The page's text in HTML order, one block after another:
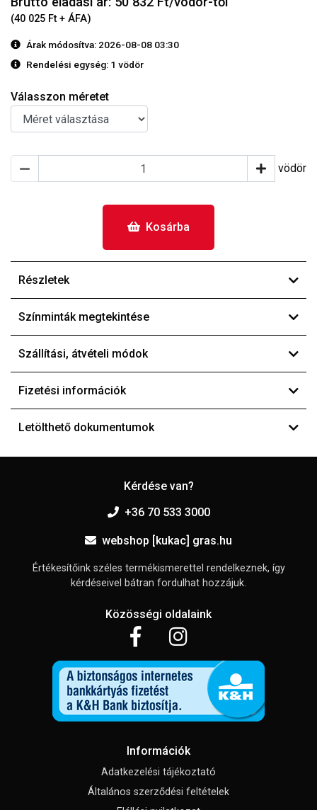
(40 025 Ft + ÁFA)
Árak módosítva: 2026-08-08 03:30
Rendelési egység: 1 vödör
Válasszon méretet
vödör
Kosárba
Részletek
Színminták megtekintése
Szállítási, átvételi módok
Fizetési információk
Letölthető dokumentumok
Kérdése van?
+36 70 533 3000
webshop [kukac] gras.hu
Értékesítőink széles termékismerettel rendelkeznek, így
kérdéseivel bátran fordulhat hozzájuk.
Közösségi oldalaink
Információk
Adatkezelési tájékoztató
Általános szerződési feltételek